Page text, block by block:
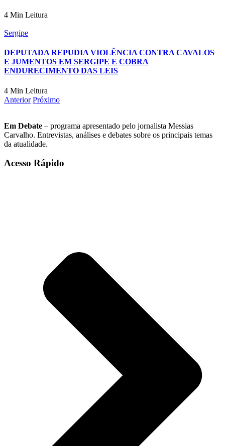
4 Min Leitura
Sergipe
DEPUTADA REPUDIA VIOLÊNCIA CONTRA CAVALOS
E JUMENTOS EM SERGIPE E COBRA
ENDURECIMENTO DAS LEIS
4 Min Leitura
Anterior Próximo
Em Debate – programa apresentado pelo jornalista Messias
Carvalho. Entrevistas, análises e debates sobre os principais temas
da atualidade.
Acesso Rápido